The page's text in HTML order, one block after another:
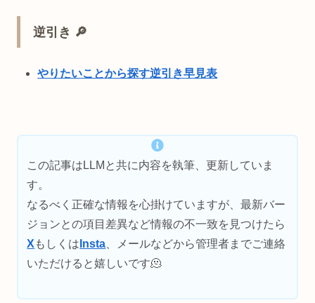
逆引き 🔎
やりたいことから探す逆引き早見表
この記事はLLMと共に内容を執筆、更新していま
す。
なるべく正確な情報を心掛けていますが、最新バー
ジョンとの項目差異など情報の不一致を見つけたら
X もしくは Insta 、メールなどから管理者までご連絡
いただけると嬉しいです🫠